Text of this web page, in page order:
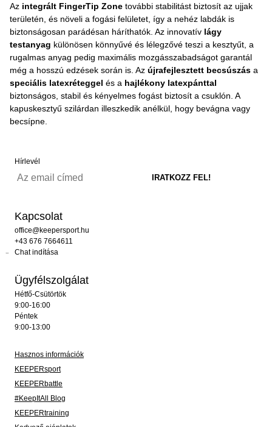
Az integrált FingerTip Zone további stabilitást biztosít az ujjak
területén, és növeli a fogási felületet, így a nehéz labdák is
biztonságosan parádésan háríthatók. Az innovatív lágy
testanyag különösen könnyűvé és lélegzővé teszi a kesztyűt, a
rugalmas anyag pedig maximális mozgásszabadságot garantál
még a hosszú edzések során is. Az újrafejlesztett becsúszás a
speciális latexréteggel és a hajlékony latexpánttal
biztonságos, stabil és kényelmes fogást biztosít a csuklón. A
kapuskesztyű szilárdan illeszkedik anélkül, hogy bevágna vagy
becsípne.
Hírlevél
Kapcsolat
office@keepersport.hu
+43 676 7664611
Chat indítása
Ügyfélszolgálat
Hétfő-Csütörtök
9:00-16:00
Péntek
9:00-13:00
Hasznos információk
KEEPERsport
KEEPERbattle
#KeepItAll Blog
KEEPERtraining